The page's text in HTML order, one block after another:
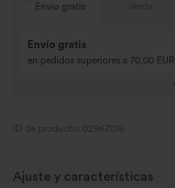
Envío gratis
Envío gratis
en pedidos superiores a 70,00 EUR
ID de producto: 02967016
Ajuste y características